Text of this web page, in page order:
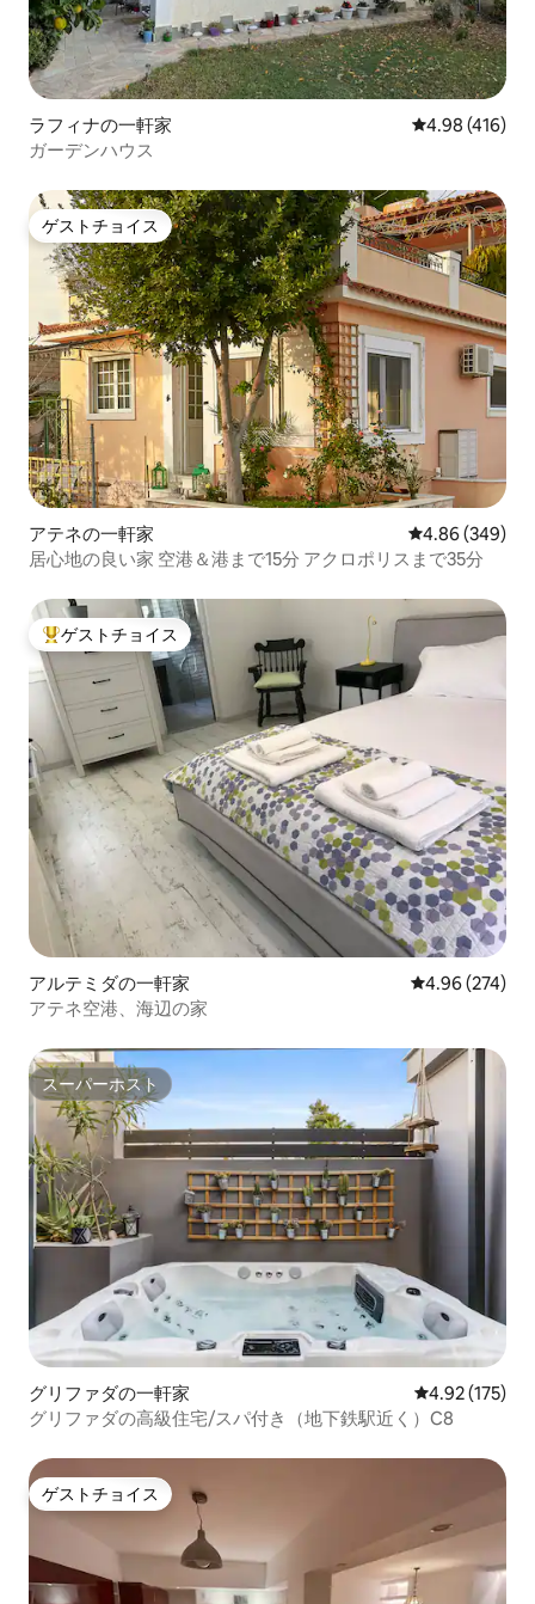
ラフィナの一軒家 レビュー416
4.98 (416)
ガーデンハウス
ゲストチョイス
ゲストチョイス
アテネの一軒家 レビュー349
4.86 (349)
居心地の良い家 空港＆港まで15分 アクロポリスまで35分
大好評のゲストチョイスです。
ゲストチョイス
アルテミダの一軒家 レビュー274
4.96 (274)
アテネ空港、海辺の家
スーパーホスト
スーパーホスト
グリファダの一軒家 レビュー175
4.92 (175)
グリファダの高級住宅/スパ付き（地下鉄駅近く）C8
ゲストチョイス
ゲストチョイス